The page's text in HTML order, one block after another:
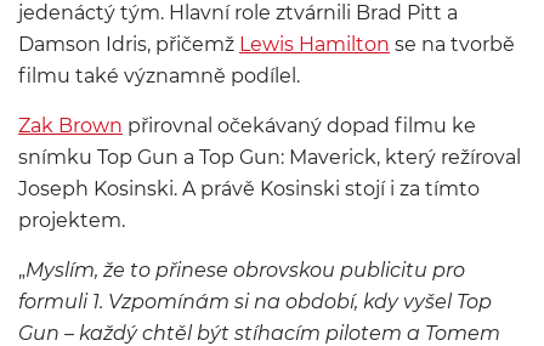
jedenáctý tým. Hlavní role ztvárnili Brad Pitt a
Damson Idris, přičemž Lewis Hamilton se na tvorbě
filmu také významně podílel.
Zak Brown přirovnal očekávaný dopad filmu ke
snímku Top Gun a Top Gun: Maverick, který režíroval
Joseph Kosinski. A právě Kosinski stojí i za tímto
projektem.
„Myslím, že to přinese obrovskou publicitu pro
formuli 1. Vzpomínám si na období, kdy vyšel Top
Gun – každý chtěl být stíhacím pilotem a Tomem